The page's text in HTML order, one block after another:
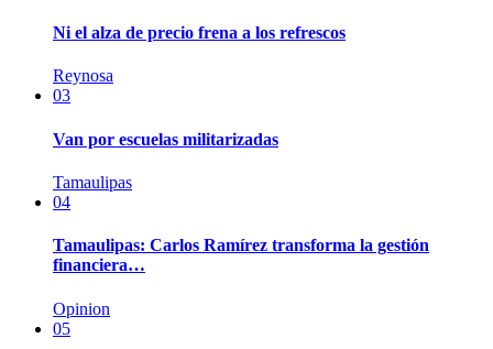
Ni el alza de precio frena a los refrescos
Reynosa
03
Van por escuelas militarizadas
Tamaulipas
04
Tamaulipas: Carlos Ramírez transforma la gestión
financiera…
Opinion
05